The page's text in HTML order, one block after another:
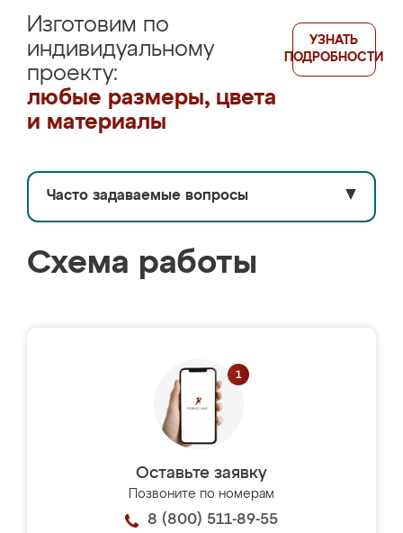
Изготовим по
индивидуальному
проекту:
любые размеры, цвета
и материалы
УЗНАТЬ
ПОДРОБНОСТИ
Часто задаваемые вопросы ▼
Схема работы
Оставьте заявку
Позвоните по номерам
8 (800) 511-89-55